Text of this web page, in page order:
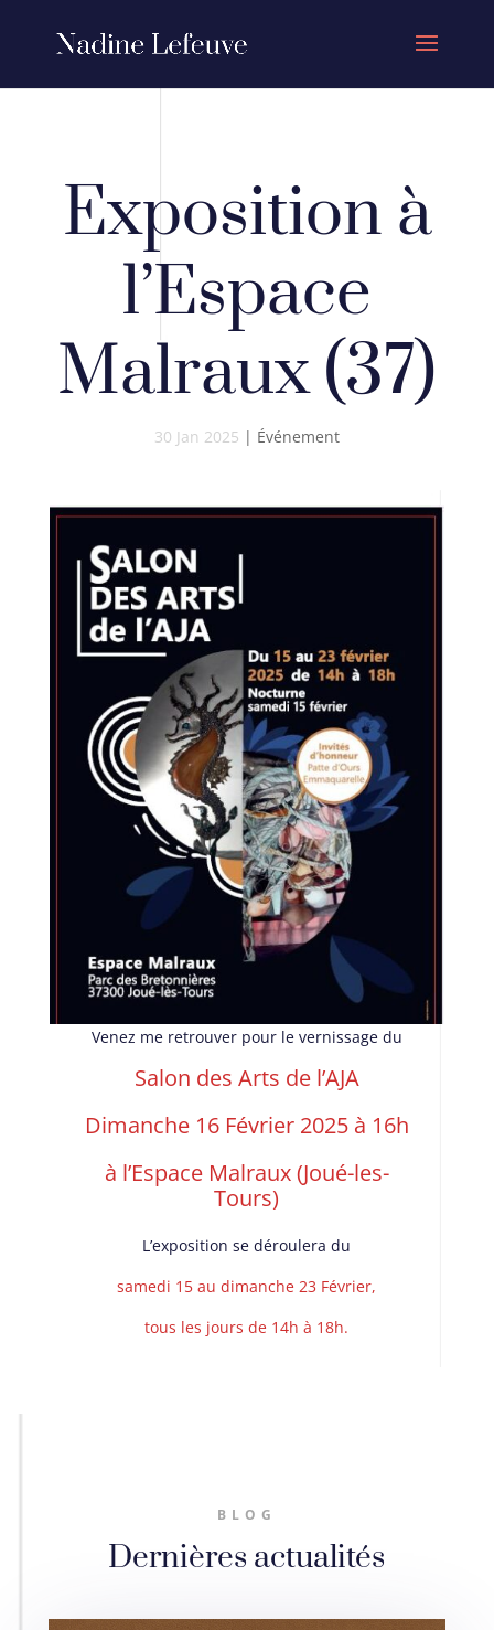
Exposition à
l’Espace
Malraux (37)
30 Jan 2025 | Événement
Venez me retrouver pour le vernissage du
Salon des Arts de l’AJA
Dimanche 16 Février 2025 à 16h
à l’Espace Malraux (Joué-les-
Tours)
L’exposition se déroulera du
samedi 15 au dimanche 23 Février,
tous les jours de 14h à 18h.
BLOG
Dernières actualités